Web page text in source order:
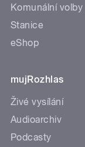
Komunální volby
Stanice
eShop
mujRozhlas
Živé vysílání
Audioarchiv
Podcasty